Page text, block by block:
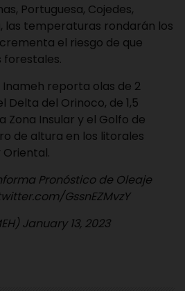
Portuguesa, Cojedes,
las temperaturas rondarán los
el riesgo de que
forestales.
Inameh reporta olas de 2
del Orinoco, de 1,5
Zona Insular y el Golfo de
de altura en los litorales
Pronóstico de Oleaje
GssnEZMvzY
January 13, 2023